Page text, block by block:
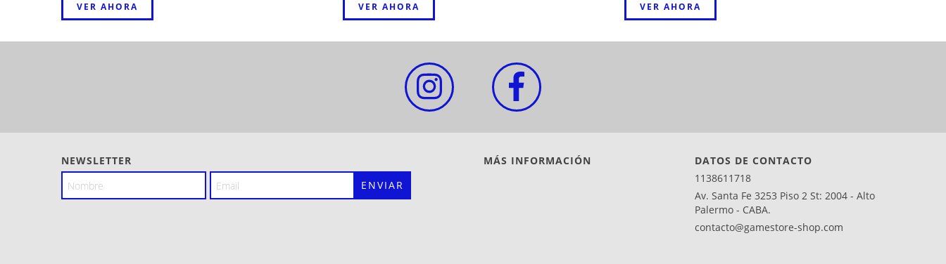
VER AHORA VER AHORA VER AHORA
NEWSLETTER MÁS INFORMACIÓN
DATOS DE CONTACTO
1138611718
Av. Santa Fe 3253 Piso 2 St: 2004 - Alto
Palermo - CABA.
contacto@gamestore-shop.com